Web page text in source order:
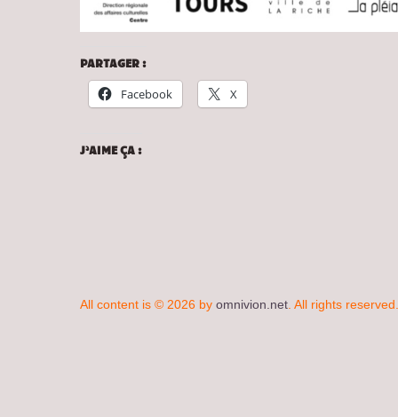
PARTAGER :
Facebook
X
J’AIME ÇA :
All content is © 2026 by omnivion.net . All rights reserved.